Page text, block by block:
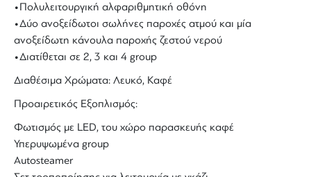
•Πολυλειτουργική αλφαριθμητική οθόνη
•Δύο ανοξείδωτοι σωλήνες παροχές ατμού και μία
ανοξείδωτη κάνουλα παροχής ζεστού νερού
•Διατίθεται σε 2, 3 και 4 group
Διαθέσιμα Χρώματα: Λευκό, Καφέ
Προαιρετικός Εξοπλισμός:
Φωτισμός με LED, του χώρο παρασκευής καφέ
Υπερυψωμένα group
Autosteamer